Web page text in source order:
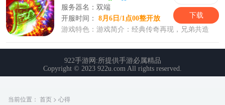
当前位置： 首页 > 心得